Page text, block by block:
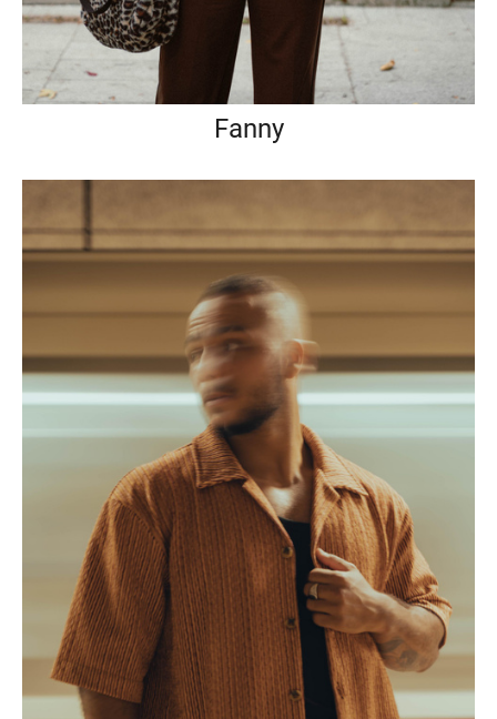
Fanny